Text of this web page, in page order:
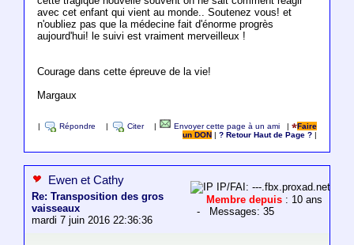
avec cet enfant qui vient au monde.. Soutenez vous! et
n'oubliez pas que la médecine fait d'énorme progrès
aujourd'hui! le suivi est vraiment merveilleux !
Courage dans cette épreuve de la vie!
Margaux
Répondre Citer Envoyer cette page à un ami |
Faire
un DON
|? Retour Haut de Page ?
Ewen et Cathy
Re: Transposition des gros
vaisseaux
mardi 7 juin 2016 22:36:36
IP/FAI: ---.fbx.proxad.net
Membre depuis : 10 ans
- Messages: 35